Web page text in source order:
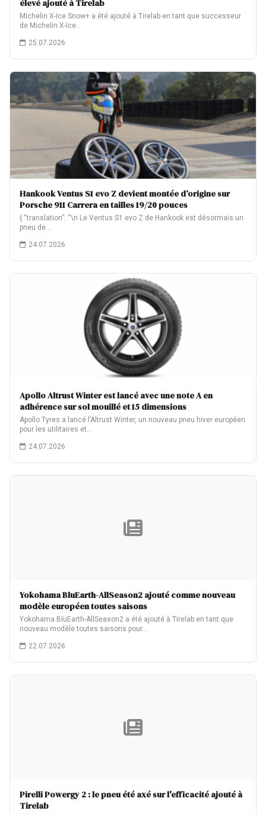
élevé ajouté à Tirelab
Michelin X-Ice Snow+ a été ajouté à Tirelab en tant que successeur
de Michelin X-Ice…
25.07.2026
Hankook Ventus S1 evo Z devient montée d’origine sur
Porsche 911 Carrera en tailles 19/20 pouces
{ “translation”: “\n Le Ventus S1 evo Z de Hankook est désormais un
pneu de…
24.07.2026
Apollo Altrust Winter est lancé avec une note A en
adhérence sur sol mouillé et 15 dimensions
Apollo Tyres a lancé l’Altrust Winter, un nouveau pneu hiver européen
pour les utilitaires et…
24.07.2026
Yokohama BluEarth-AllSeason2 ajouté comme nouveau
modèle européen toutes saisons
Yokohama BluEarth-AllSeason2 a été ajouté à Tirelab en tant que
nouveau modèle toutes saisons pour…
22.07.2026
Pirelli Powergy 2 : le pneu été axé sur l'efficacité ajouté à
Tirelab